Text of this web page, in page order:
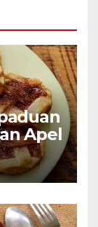
Apel